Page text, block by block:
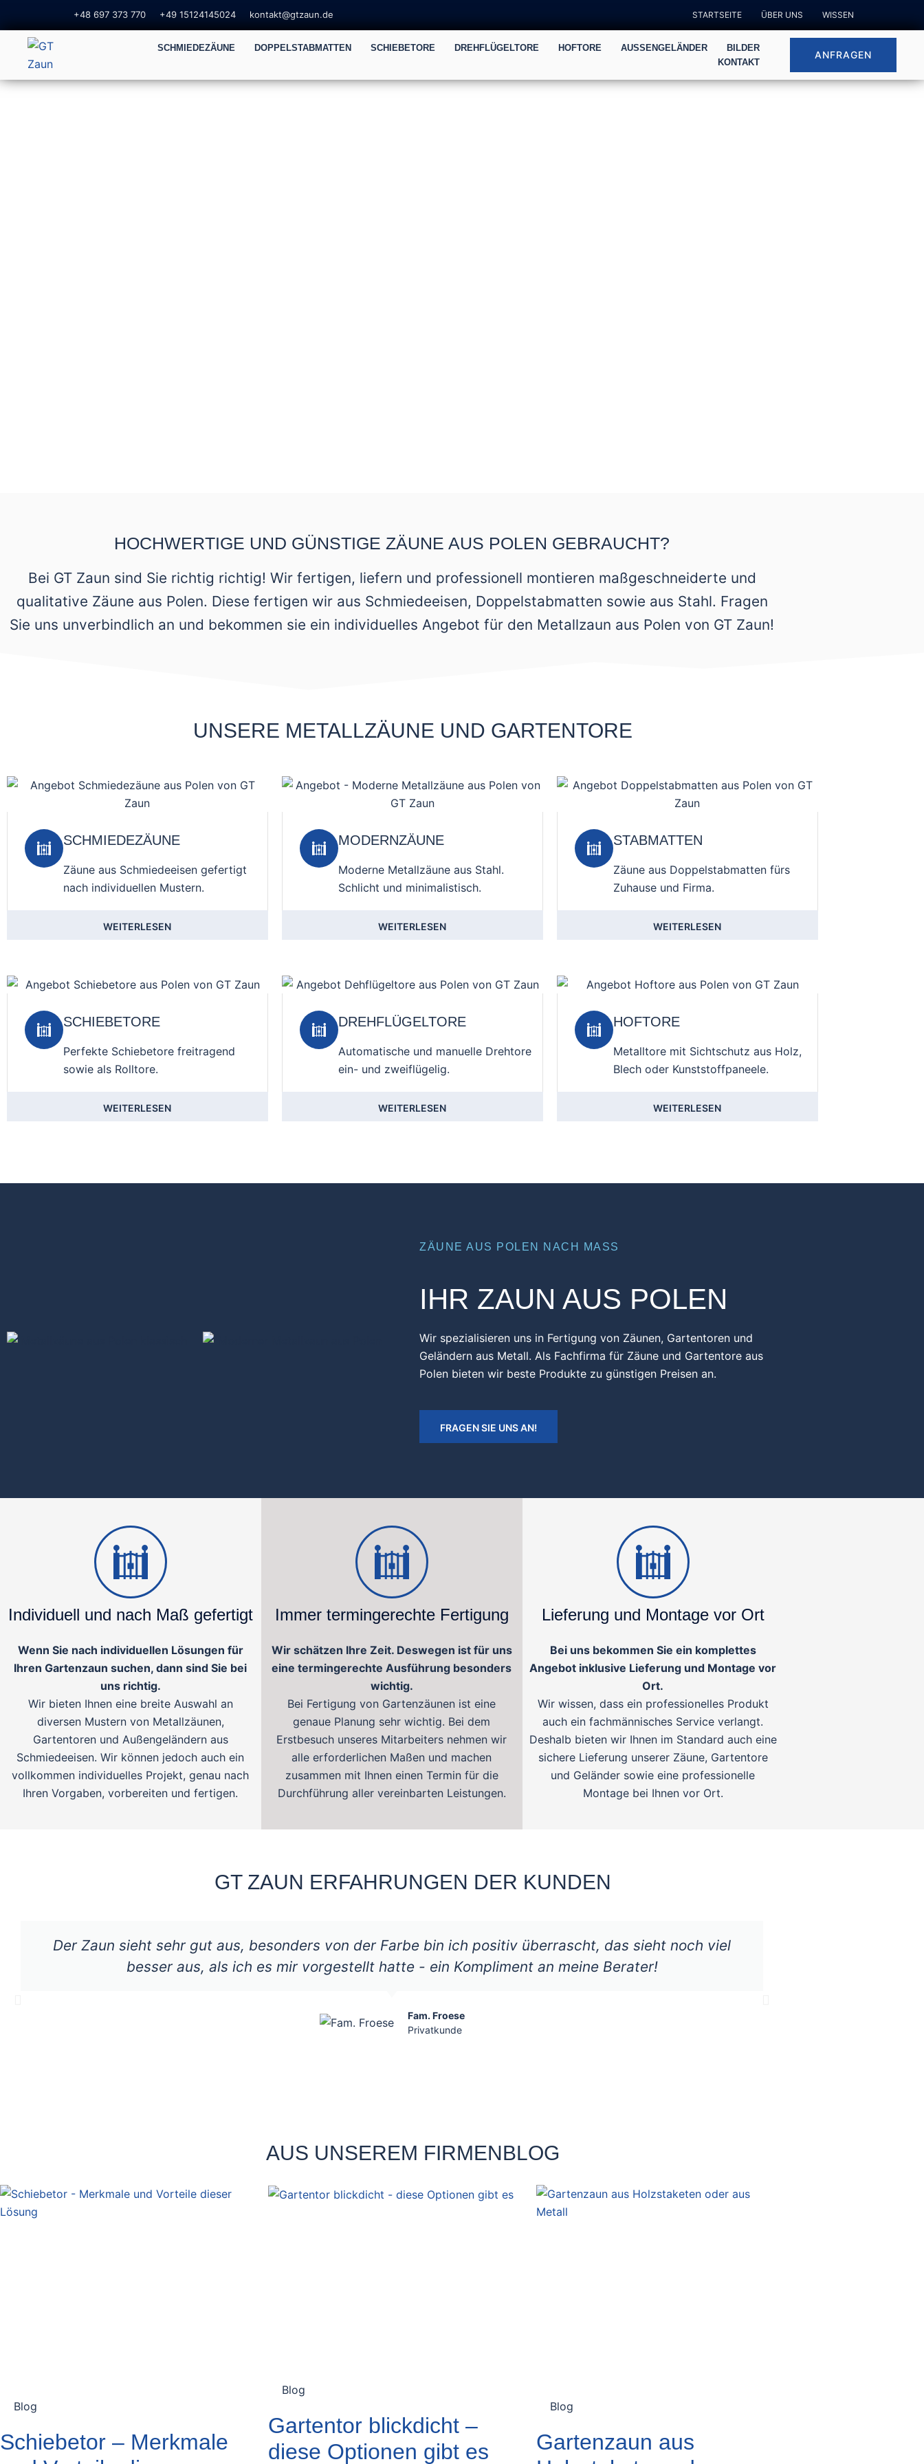
+48 697 373 770 +49 15124145024 kontakt@gtzaun.de STARTSEITE ÜBER UNS WISSEN
SCHMIEDEZÄUNE DOPPELSTABMATTEN SCHIEBETORE DREHFLÜGELTORE HOFTORE AUSSENGELÄNDER
BILDER
KONTAKT
ANFRAGEN
HOCHWERTIGE UND GÜNSTIGE ZÄUNE AUS POLEN GEBRAUCHT?
Bei GT Zaun sind Sie richtig richtig! Wir fertigen, liefern und professionell montieren maßgeschneiderte und
qualitative Zäune aus Polen. Diese fertigen wir aus Schmiedeeisen, Doppelstabmatten sowie aus Stahl. Fragen
Sie uns unverbindlich an und bekommen sie ein individuelles Angebot für den Metallzaun aus Polen von GT Zaun!
UNSERE METALLZÄUNE UND GARTENTORE
SCHMIEDEZÄUNE
Zäune aus Schmiedeeisen gefertigt
nach individuellen Mustern.
WEITERLESEN
MODERNZÄUNE
Moderne Metallzäune aus Stahl.
Schlicht und minimalistisch.
WEITERLESEN
STABMATTEN
Zäune aus Doppelstabmatten fürs
Zuhause und Firma.
WEITERLESEN
SCHIEBETORE
Perfekte Schiebetore freitragend
sowie als Rolltore.
WEITERLESEN
DREHFLÜGELTORE
Automatische und manuelle Drehtore
ein- und zweiflügelig.
WEITERLESEN
HOFTORE
Metalltore mit Sichtschutz aus Holz,
Blech oder Kunststoffpaneele.
WEITERLESEN
ZÄUNE AUS POLEN NACH MASS
IHR ZAUN AUS POLEN
Wir spezialisieren uns in Fertigung von Zäunen, Gartentoren und
Geländern aus Metall. Als Fachfirma für Zäune und Gartentore aus
Polen bieten wir beste Produkte zu günstigen Preisen an.
FRAGEN SIE UNS AN!
Individuell und nach Maß gefertigt
Wenn Sie nach individuellen Lösungen für
Ihren Gartenzaun suchen, dann sind Sie bei
uns richtig.
Wir bieten Ihnen eine breite Auswahl an
diversen Mustern von Metallzäunen,
Gartentoren und Außengeländern aus
Schmiedeeisen. Wir können jedoch auch ein
vollkommen individuelles Projekt, genau nach
Ihren Vorgaben, vorbereiten und fertigen.
Immer termingerechte Fertigung
Wir schätzen Ihre Zeit. Deswegen ist für uns
eine termingerechte Ausführung besonders
wichtig.
Bei Fertigung von Gartenzäunen ist eine
genaue Planung sehr wichtig. Bei dem
Erstbesuch unseres Mitarbeiters nehmen wir
alle erforderlichen Maßen und machen
zusammen mit Ihnen einen Termin für die
Durchführung aller vereinbarten Leistungen.
Lieferung und Montage vor Ort
Bei uns bekommen Sie ein komplettes
Angebot inklusive Lieferung und Montage vor
Ort.
Wir wissen, dass ein professionelles Produkt
auch ein fachmännisches Service verlangt.
Deshalb bieten wir Ihnen im Standard auch eine
sichere Lieferung unserer Zäune, Gartentore
und Geländer sowie eine professionelle
Montage bei Ihnen vor Ort.
GT ZAUN ERFAHRUNGEN DER KUNDEN
Der Zaun sieht sehr gut aus, besonders von der Farbe bin ich positiv überrascht, das sieht noch viel
besser aus, als ich es mir vorgestellt hatte - ein Kompliment an meine Berater!
Fam. Froese
Privatkunde
AUS UNSEREM FIRMENBLOG
Blog
Schiebetor – Merkmale
Blog
Gartentor blickdicht –
diese Optionen gibt es
Blog
Gartenzaun aus